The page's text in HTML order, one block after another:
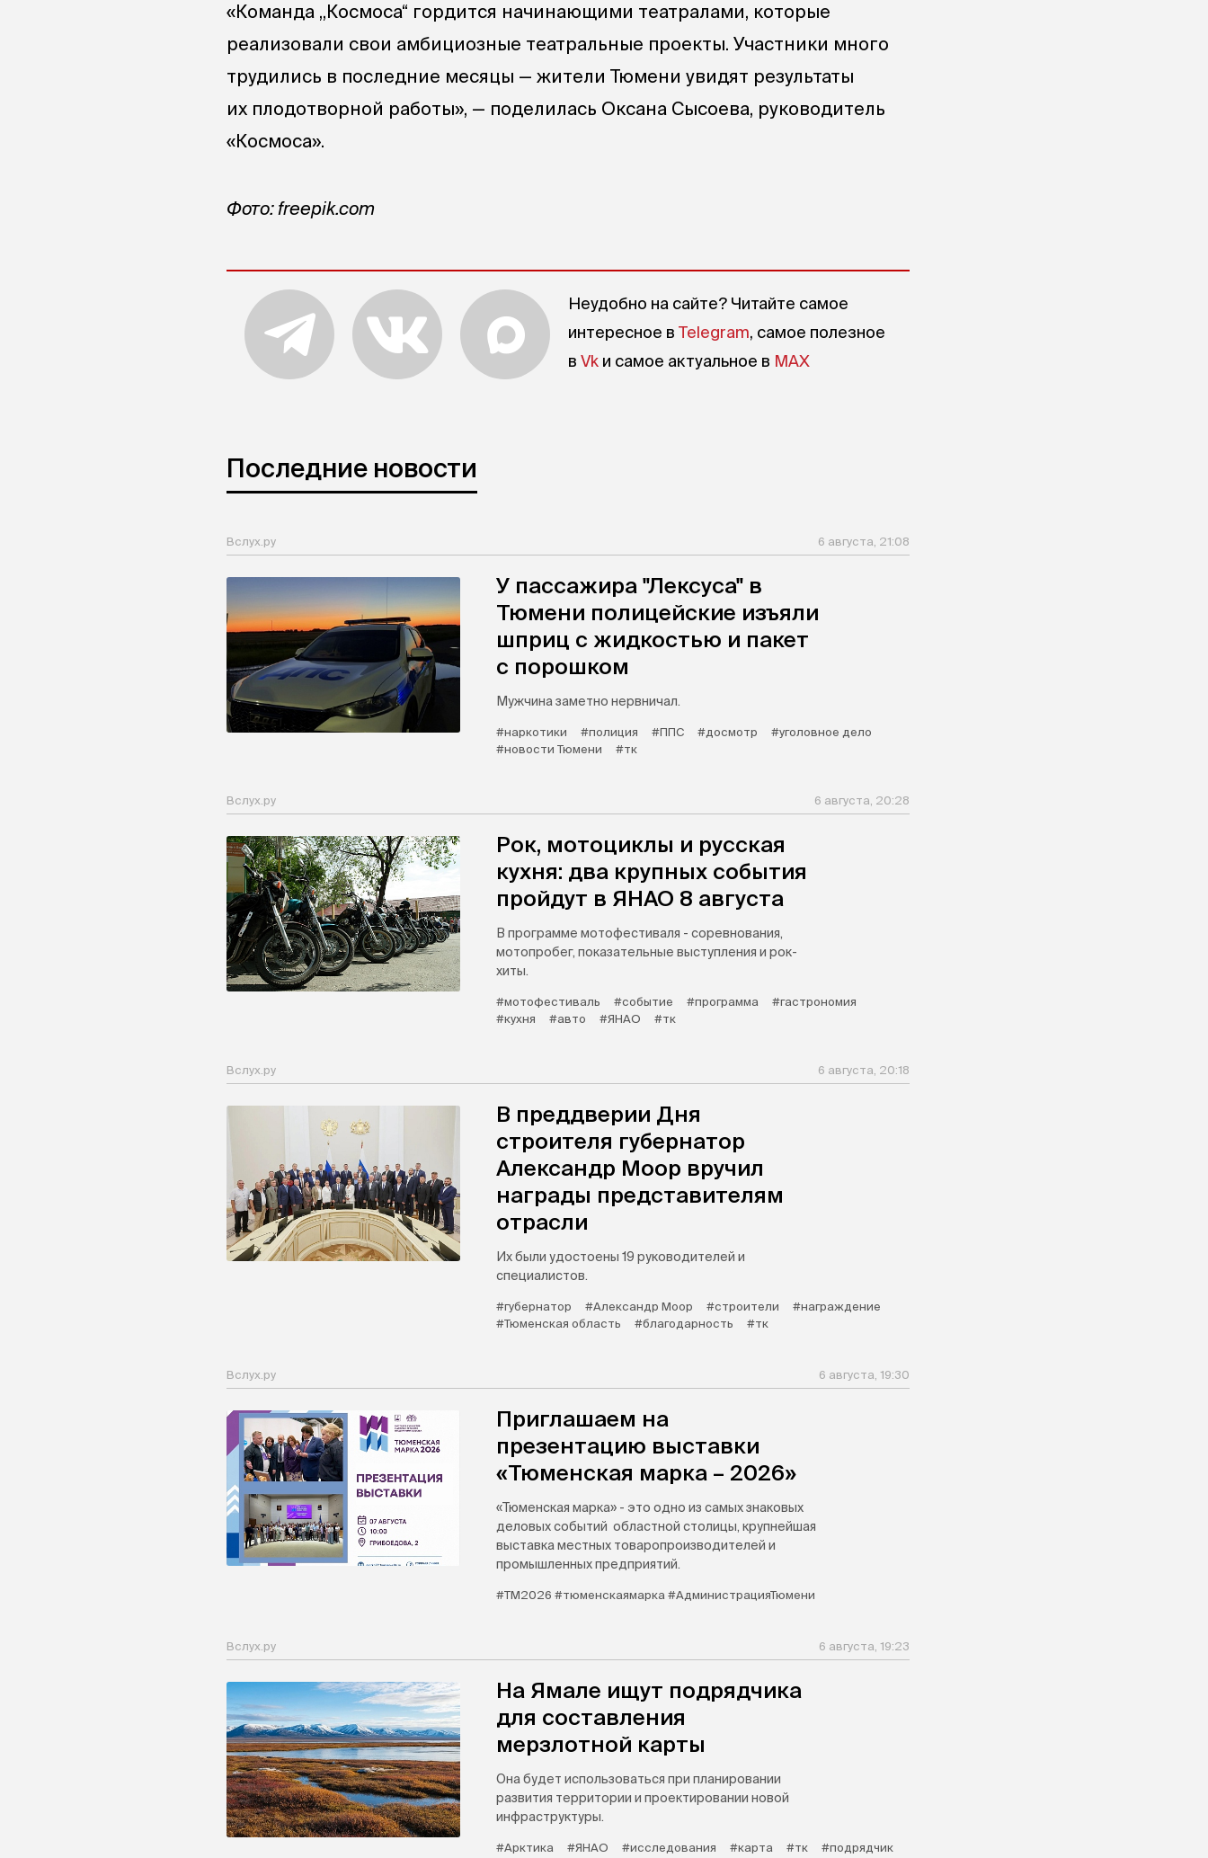
«Команда „Космоса“ гордится начинающими театралами, которые
реализовали свои амбициозные театральные проекты. Участники много
трудились в последние месяцы — жители Тюмени увидят результаты
их плодотворной работы», — поделилась Оксана Сысоева, руководитель
«Космоса».
Фото: freepik.com
Неудобно на сайте? Читайте самое
интересное в Telegram, самое полезное
в Vk и самое актуальное в MAX
Последние новости
Вслух.ру 6 августа, 21:08
У пассажира "Лексуса" в
Тюмени полицейские изъяли
шприц с жидкостью и пакет
с порошком
Мужчина заметно нервничал.
#наркотики #полиция #ППС #досмотр
#уголовное дело
#новости Тюмени
#тк
Вслух.ру 6 августа, 20:28
Рок, мотоциклы и русская
кухня: два крупных события
пройдут в ЯНАО 8 августа
В программе мотофестиваля - соревнования,
мотопробег, показательные выступления и рок-
хиты.
#мотофестиваль #событие #программа
#гастрономия
#кухня
#авто #ЯНАО #тк
Вслух.ру 6 августа, 20:18
В преддверии Дня
строителя губернатор
Александр Моор вручил
награды представителям
отрасли
Их были удостоены 19 руководителей и
специалистов.
#губернатор #Александр Моор #строители
#награждение
#Тюменская область
#благодарность #тк
Вслух.ру 6 августа, 19:30
Приглашаем на
презентацию выставки
«Тюменская марка – 2026»
«Тюменская марка» - это одно из самых знаковых
деловых событий областной столицы, крупнейшая
выставка местных товаропроизводителей и
промышленных предприятий.
#ТМ2026 #тюменскаямарка #АдминистрацияТюмени
Вслух.ру 6 августа, 19:23
На Ямале ищут подрядчика
для составления
мерзлотной карты
Она будет использоваться при планировании
развития территории и проектировании новой
инфраструктуры.
#Арктика #ЯНАО #исследования #карта #тк #подрядчик